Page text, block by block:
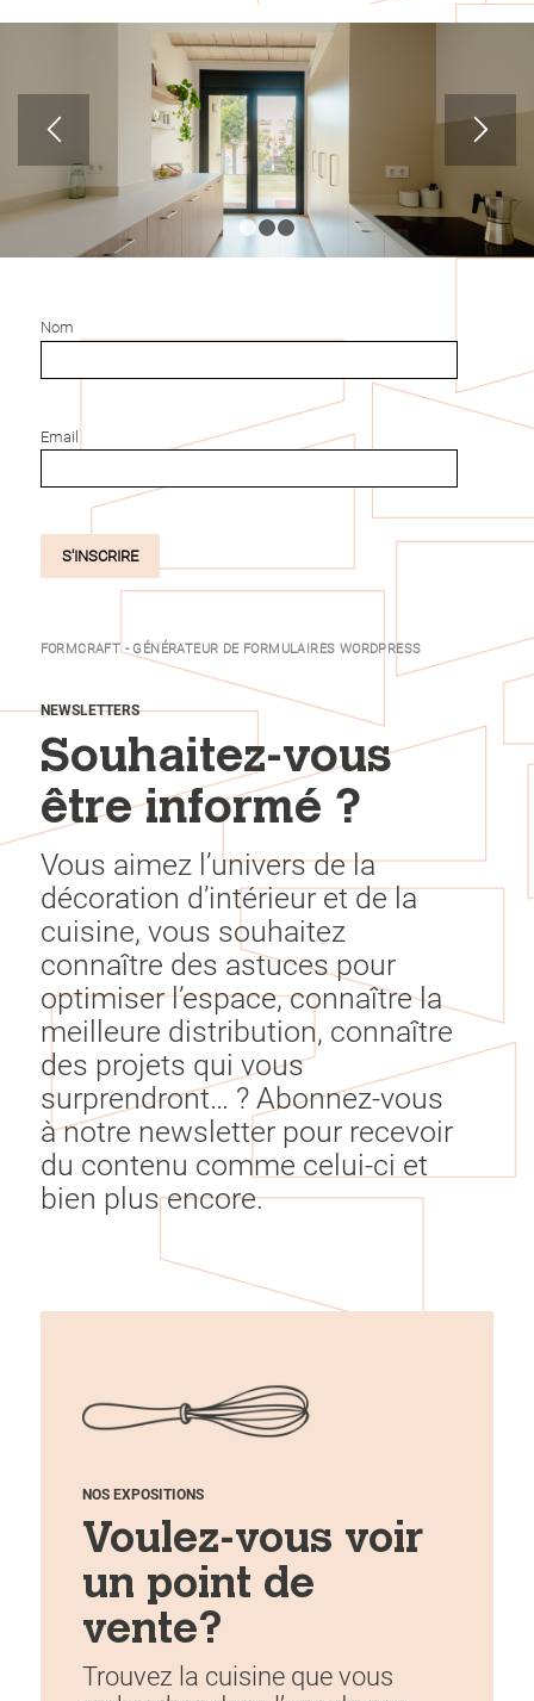
2 3
Nom
Email
S'INSCRIRE
FORMCRAFT - GÉNÉRATEUR DE FORMULAIRES WORDPRESS
NEWSLETTERS
Souhaitez-vous
être informé ?
Vous aimez l’univers de la
décoration d’intérieur et de la
cuisine, vous souhaitez
connaître des astuces pour
optimiser l’espace, connaître la
meilleure distribution, connaître
des projets qui vous
surprendront… ? Abonnez-vous
à notre newsletter pour recevoir
du contenu comme celui-ci et
bien plus encore.
NOS EXPOSITIONS
Voulez-vous voir
un point de
vente?
Trouvez la cuisine que vous